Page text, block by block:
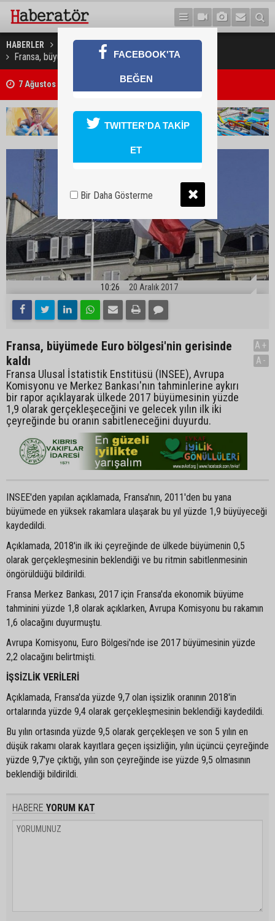
HABERLER DÜNYA
Fransa, büyümede Euro bölgesi'nin gerisinde kaldı
7 Ağustos 2026 Döviz Kurları
10:26 20 Aralık 2017
Fransa, büyümede Euro bölgesi'nin gerisinde
kaldı
Fransa Ulusal İstatistik Enstitüsü (INSEE), Avrupa
Komisyonu ve Merkez Bankası'nın tahminlerine aykırı
bir rapor açıklayarak ülkede 2017 büyümesinin yüzde
1,9 olarak gerçekleşeceğini ve gelecek yılın ilk iki
çeyreğinde bu oranın sabitleneceğini duyurdu.
A+
A-
INSEE'den yapılan açıklamada, Fransa'nın, 2011'den bu yana
büyümede en yüksek rakamlara ulaşarak bu yıl yüzde 1,9 büyüyeceği
kaydedildi.
Açıklamada, 2018'in ilk iki çeyreğinde de ülkede büyümenin 0,5
olarak gerçekleşmesinin beklendiği ve bu ritmin sabitlenmesinin
öngörüldüğü bildirildi.
Fransa Merkez Bankası, 2017 için Fransa'da ekonomik büyüme
tahminini yüzde 1,8 olarak açıklarken, Avrupa Komisyonu bu rakamın
1,6 olacağını duyurmuştu.
Avrupa Komisyonu, Euro Bölgesi'nde ise 2017 büyümesinin yüzde
2,2 olacağını belirtmişti.
İŞSİZLİK VERİLERİ
Açıklamada, Fransa'da yüzde 9,7 olan işsizlik oranının 2018'in
ortalarında yüzde 9,4 olarak gerçekleşmesinin beklendiği kaydedildi.
Bu yılın ortasında yüzde 9,5 olarak gerçekleşen ve son 5 yılın en
düşük rakamı olarak kayıtlara geçen işsizliğin, yılın üçüncü çeyreğinde
yüzde 9,7'ye çıktığı, yılın son çeyreğinde ise yüzde 9,5 olmasının
beklendiği bildirildi.
HABERE YORUM KAT
FACEBOOK'TA
BEĞEN
TWITTER'DA TAKİP
ET
Bir Daha Gösterme